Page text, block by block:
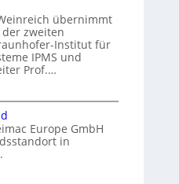
übernimmt
zweiten
Institut für
IPMS und
Prof.…
Europe GmbH
in